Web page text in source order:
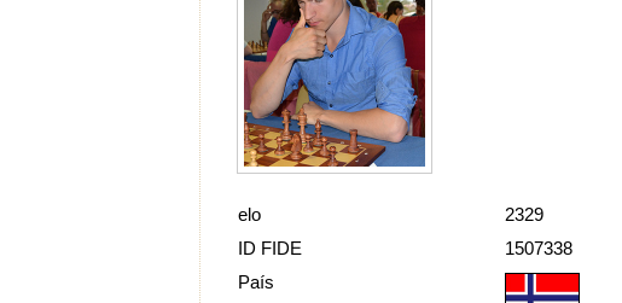
elo
2329
ID FIDE
1507338
País